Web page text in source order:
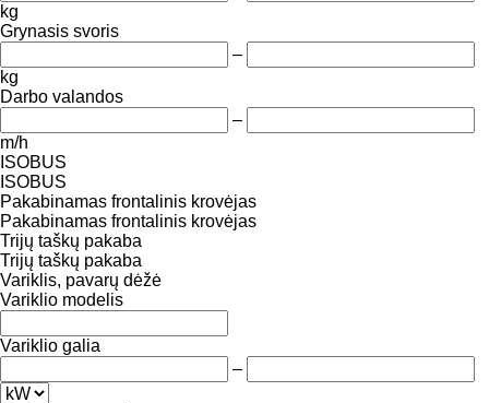
kg
Grynasis svoris
–
kg
Darbo valandos
–
m/h
ISOBUS
ISOBUS
Pakabinamas frontalinis krovėjas
Pakabinamas frontalinis krovėjas
Trijų taškų pakaba
Trijų taškų pakaba
Variklis, pavarų dėžė
Variklio modelis
Variklio galia
–